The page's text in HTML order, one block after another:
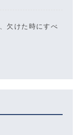
欠けた時にすべ